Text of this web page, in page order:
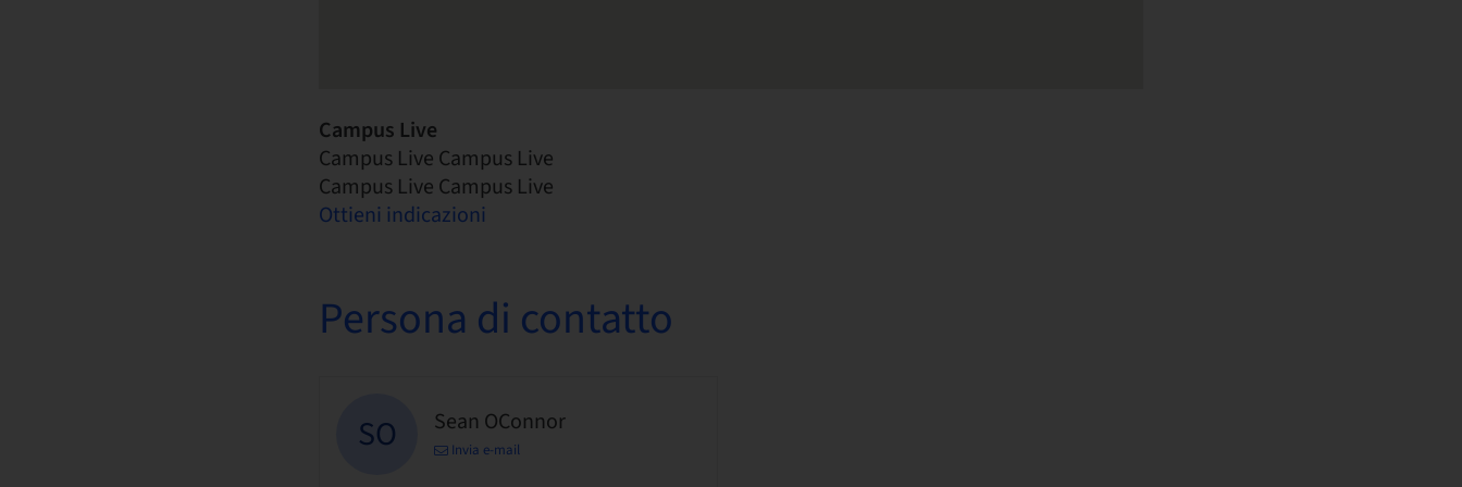
Campus Live
Campus Live Campus Live
Campus Live Campus Live
Ottieni indicazioni
Persona di contatto
SO Sean OConnor
Invia e-mail